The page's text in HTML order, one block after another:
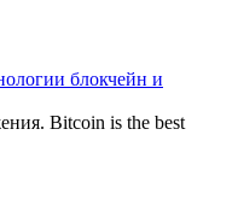
блокчейн и